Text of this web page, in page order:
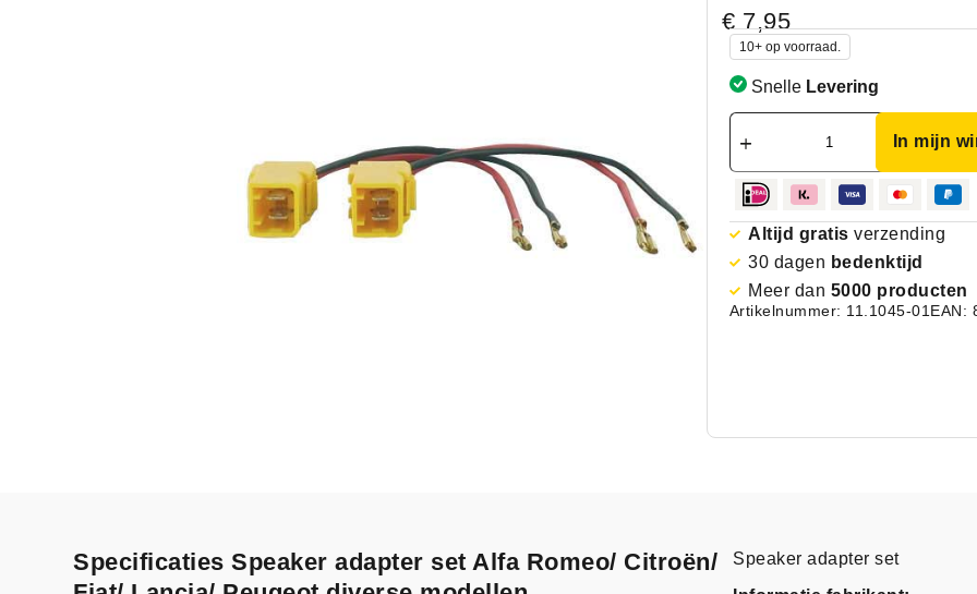
€7,95
10+ op voorraad.
Snelle Levering
In mijn
Altijd gratis verzending
30 dagen bedenktijd
Meer dan 5000 producten
Artikelnummer: 11.1045-01EAN:
Specificaties Speaker adapter set Alfa Romeo/ Citroën/
Speaker adapter set